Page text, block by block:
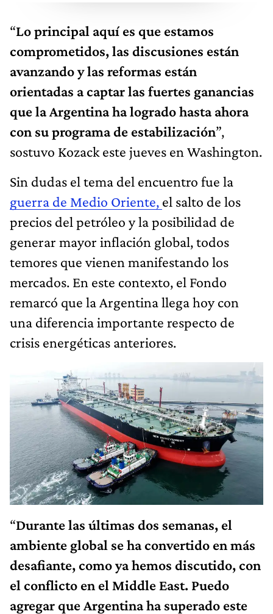
“Lo principal aquí es que estamos
comprometidos, las discusiones están
avanzando y las reformas están
orientadas a captar las fuertes ganancias
que la Argentina ha logrado hasta ahora
con su programa de estabilización”,
sostuvo Kozack este jueves en Washington.
Sin dudas el tema del encuentro fue la
guerra de Medio Oriente, el salto de los
precios del petróleo y la posibilidad de
generar mayor inflación global, todos
temores que vienen manifestando los
mercados. En este contexto, el Fondo
remarcó que la Argentina llega hoy con
una diferencia importante respecto de
crisis energéticas anteriores.
“Durante las últimas dos semanas, el
ambiente global se ha convertido en más
desafiante, como ya hemos discutido, con
el conflicto en el Middle East. Puedo
agregar que Argentina ha superado este